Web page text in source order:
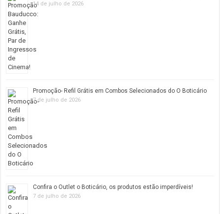
14 de julho de 2026
Promoção- Refil Grátis em Combos Selecionados do O Boticário
7 de julho de 2026
Confira o Outlet o Boticário, os produtos estão imperdíveis!
7 de julho de 2026